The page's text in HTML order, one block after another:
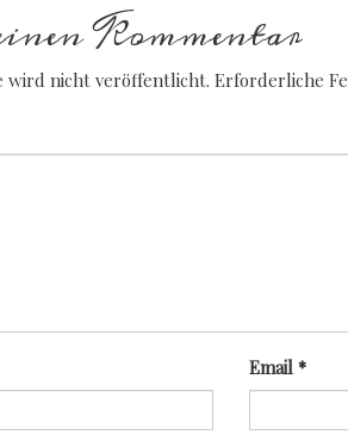
Kommentar
wird nicht veröffentlicht. Erforderliche
Email *